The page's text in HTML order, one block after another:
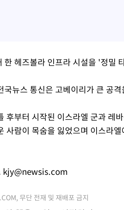
한 헤즈볼라 인프라 시설을 '정밀
국뉴스 통신은 고베이리가 큰 공
후부터 시작된 이스라엘 군과 레
사람이 목숨을 잃었으며 이스라
kjy@newsis.com
무단 전재 및 재배포 금지